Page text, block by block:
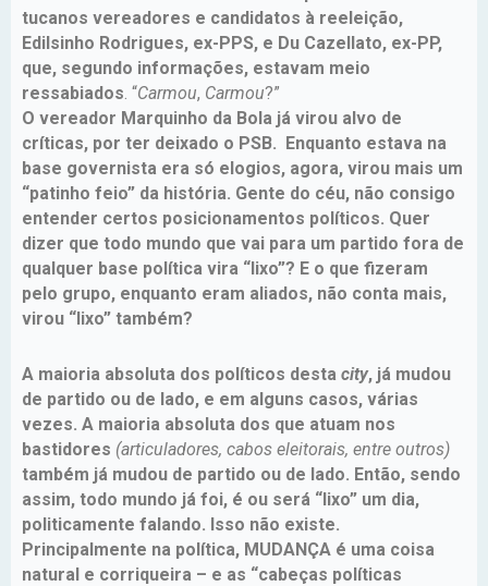
tucanos vereadores e candidatos à reeleição,
Edilsinho Rodrigues, ex-PPS, e Du Cazellato, ex-PP,
que, segundo informações, estavam meio
ressabiados. “Carmou, Carmou?”
O vereador Marquinho da Bola já virou alvo de
críticas, por ter deixado o PSB. Enquanto estava na
base governista era só elogios, agora, virou mais um
“patinho feio” da história. Gente do céu, não consigo
entender certos posicionamentos políticos. Quer
dizer que todo mundo que vai para um partido fora de
qualquer base política vira “lixo”? E o que fizeram
pelo grupo, enquanto eram aliados, não conta mais,
virou “lixo” também?
A maioria absoluta dos políticos desta city, já mudou
de partido ou de lado, e em alguns casos, várias
vezes. A maioria absoluta dos que atuam nos
bastidores (articuladores, cabos eleitorais, entre outros)
também já mudou de partido ou de lado. Então, sendo
assim, todo mundo já foi, é ou será “lixo” um dia,
politicamente falando. Isso não existe.
Principalmente na política, MUDANÇA é uma coisa
natural e corriqueira – e as “cabeças políticas